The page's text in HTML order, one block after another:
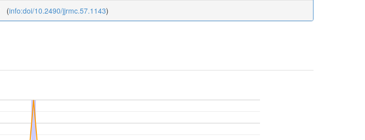
(info:doi/10.2490/jjrmc.57.1143)